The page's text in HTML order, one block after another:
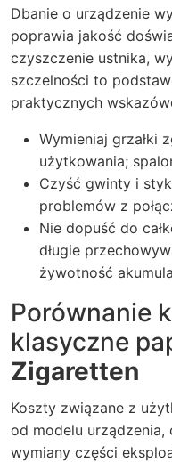
Dbanie o urządzenie
poprawia jakość
czyszczenie ustnika,
szczelności to
praktycznych
Wymieniaj grzałki
użytkowania;
Czyść gwinty i
problemów z
Nie dopuść do
długie
żywotność
Porównanie
klasyczne
Zigaretten
Koszty związane z
od modelu
wymiany części